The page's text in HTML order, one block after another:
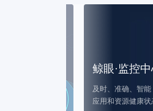
鲸眼·监控中心(KMC)
及时、准确、智能，全面掌握
应用和资源健康状态
了解详情